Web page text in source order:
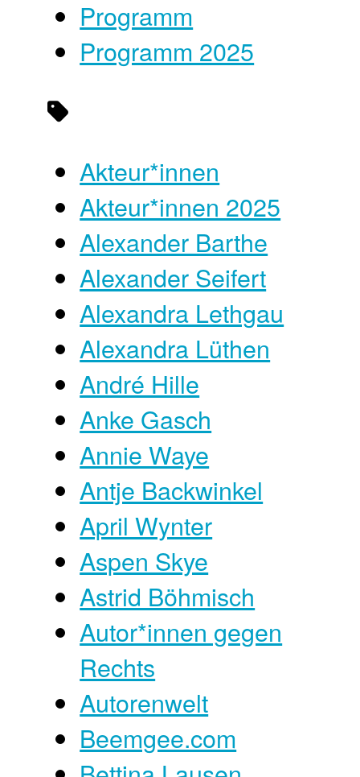
Programm
Programm 2025
Akteur*innen
Akteur*innen 2025
Alexander Barthe
Alexander Seifert
Alexandra Lethgau
Alexandra Lüthen
André Hille
Anke Gasch
Annie Waye
Antje Backwinkel
April Wynter
Aspen Skye
Astrid Böhmisch
Autor*innen gegen
Rechts
Autorenwelt
Beemgee.com